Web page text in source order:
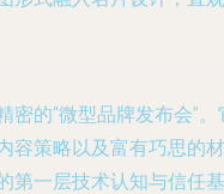
的“微型品牌发布会”。
容策略以及富有巧思的材
第一层技术认知与信任基